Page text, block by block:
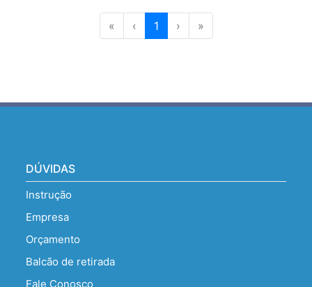
« ‹ 1 › »
DÚVIDAS
Instrução
Empresa
Orçamento
Balcão de retirada
Fale Conosco